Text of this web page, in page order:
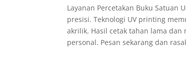
Layanan Percetakan Buku
presisi. Teknologi UV printing
akrilik. Hasil cetak tahan lama
personal. Pesan sekarang dan